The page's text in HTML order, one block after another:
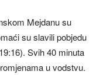
Mejdanu su
su slavili pobjedu
Svih 40 minuta
u vodstvu.